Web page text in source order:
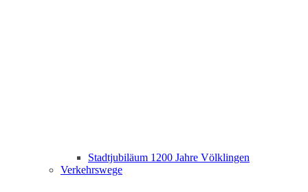
Stadtjubiläum 1200 Jahre Völklingen
Verkehrswege